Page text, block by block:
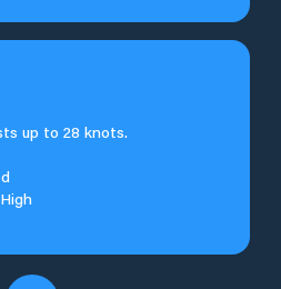
up to 28 knots.